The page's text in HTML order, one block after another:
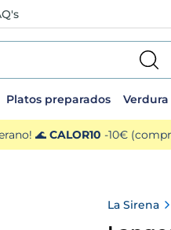
Platos preparados Verdura
🌊 CALOR10 -10€
La Sirena